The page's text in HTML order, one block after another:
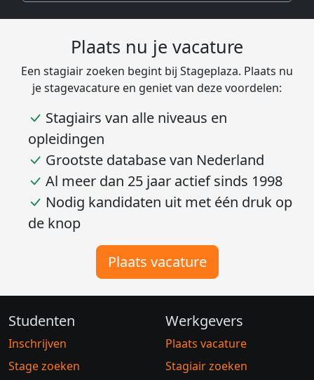
Plaats nu je vacature
Een stagiair zoeken begint bij Stageplaza. Plaats nu
je stagevacature en geniet van deze voordelen:
Stagiairs van alle niveaus en
opleidingen
Grootste database van Nederland
Al meer dan 25 jaar actief sinds 1998
Nodig kandidaten uit met één druk op
de knop
Plaats vacature
Studenten
Inschrijven
Stage zoeken
Werkgevers
Plaats vacature
Stagiair zoeken